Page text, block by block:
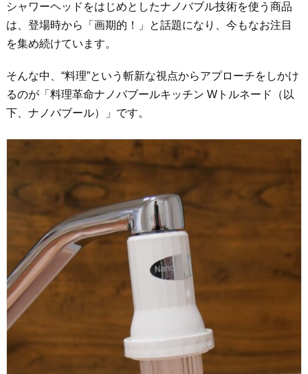
シャワーヘッドをはじめとしたナノバブル技術を使う商品
は、登場時から「画期的！」と話題になり、今もなお注目
を集め続けています。
そんな中、“料理”という斬新な視点からアプローチをしかけ
るのが「料理革命ナノバブールキッチン Wトルネード（以
下、ナノバブール）」です。